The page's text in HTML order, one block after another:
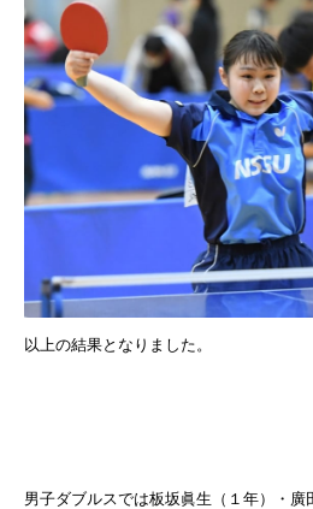
以上の結果となりました。
男子ダブルスでは板坂眞生（１年）・